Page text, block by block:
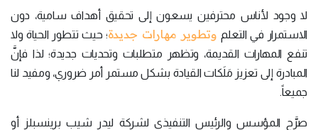
لا وجود لأناس محترفين يسعون إلى تحقيق أهداف سامية، دون
الاستمرار في التعلم وتطوير مهارات جديدة؛ حيث تتطور الحياة ولا
تنفع المهارات القديمة، وتظهر متطلبات وتحديات جديدة؛ لذا فإنَّ
المبادرة إلى تعزيز مَلَكات القيادة بشكل مستمر أمر ضروري، ومفيد لنا
جميعاً.
صرَّح المؤسس والرئيس التنفيذي لشركة ليدر شيب برينسبلز أو